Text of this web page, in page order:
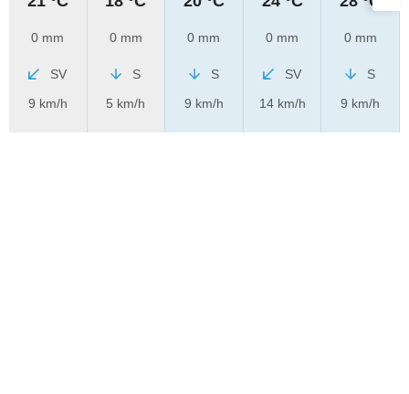
0 mm
SV
9 km/h
0 mm
S
5 km/h
0 mm
S
9 km/h
0 mm
SV
14 km/h
0 mm
S
9 km/h